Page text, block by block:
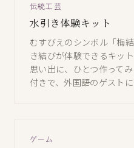
伝統工芸
水引き体験キット
むすびえのシンボル「梅
き結びが体験できるキッ
思い出に、ひとつ作って
付きで、外国語のゲストに
ゲーム